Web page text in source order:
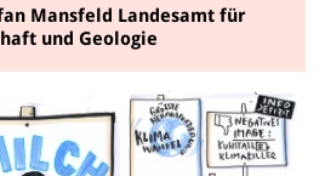
Mansfeld Landesamt für
und Geologie